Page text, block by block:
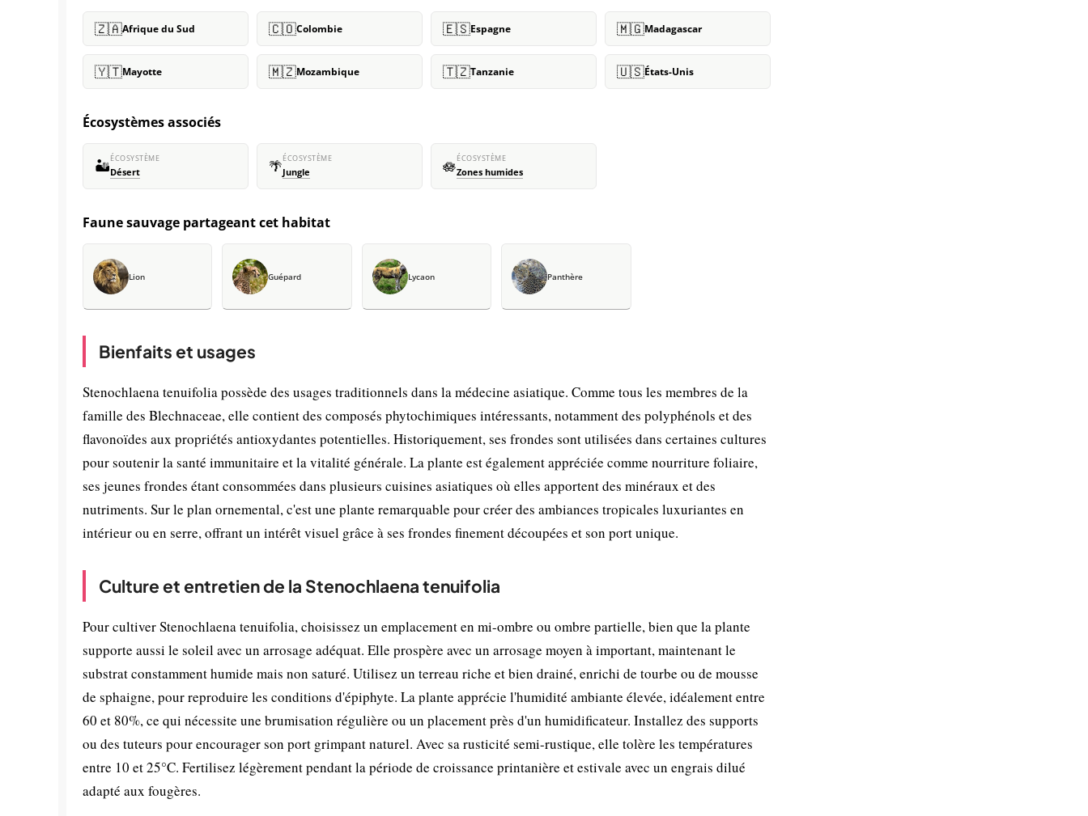
🇿🇦Afrique du Sud 🇨🇴Colombie 🇪🇸Espagne 🇲🇬Madagascar
🇾🇹Mayotte 🇲🇿Mozambique 🇹🇿Tanzanie 🇺🇸États-Unis
Écosystèmes associés
🏜️ÉCOSYSTÈME
Désert 🌴ÉCOSYSTÈME
Jungle 🪷ÉCOSYSTÈME
Zones humides
Faune sauvage partageant cet habitat
Lion Guépard Lycaon Panthère
Bienfaits et usages
Stenochlaena tenuifolia possède des usages traditionnels dans la médecine asiatique. Comme tous les membres de la
famille des Blechnaceae, elle contient des composés phytochimiques intéressants, notamment des polyphénols et des
flavonoïdes aux propriétés antioxydantes potentielles. Historiquement, ses frondes sont utilisées dans certaines cultures
pour soutenir la santé immunitaire et la vitalité générale. La plante est également appréciée comme nourriture foliaire,
ses jeunes frondes étant consommées dans plusieurs cuisines asiatiques où elles apportent des minéraux et des
nutriments. Sur le plan ornemental, c'est une plante remarquable pour créer des ambiances tropicales luxuriantes en
intérieur ou en serre, offrant un intérêt visuel grâce à ses frondes finement découpées et son port unique.
Culture et entretien de la Stenochlaena tenuifolia
Pour cultiver Stenochlaena tenuifolia, choisissez un emplacement en mi-ombre ou ombre partielle, bien que la plante
supporte aussi le soleil avec un arrosage adéquat. Elle prospère avec un arrosage moyen à important, maintenant le
substrat constamment humide mais non saturé. Utilisez un terreau riche et bien drainé, enrichi de tourbe ou de mousse
de sphaigne, pour reproduire les conditions d'épiphyte. La plante apprécie l'humidité ambiante élevée, idéalement entre
60 et 80%, ce qui nécessite une brumisation régulière ou un placement près d'un humidificateur. Installez des supports
ou des tuteurs pour encourager son port grimpant naturel. Avec sa rusticité semi-rustique, elle tolère les températures
entre 10 et 25°C. Fertilisez légèrement pendant la période de croissance printanière et estivale avec un engrais dilué
adapté aux fougères.